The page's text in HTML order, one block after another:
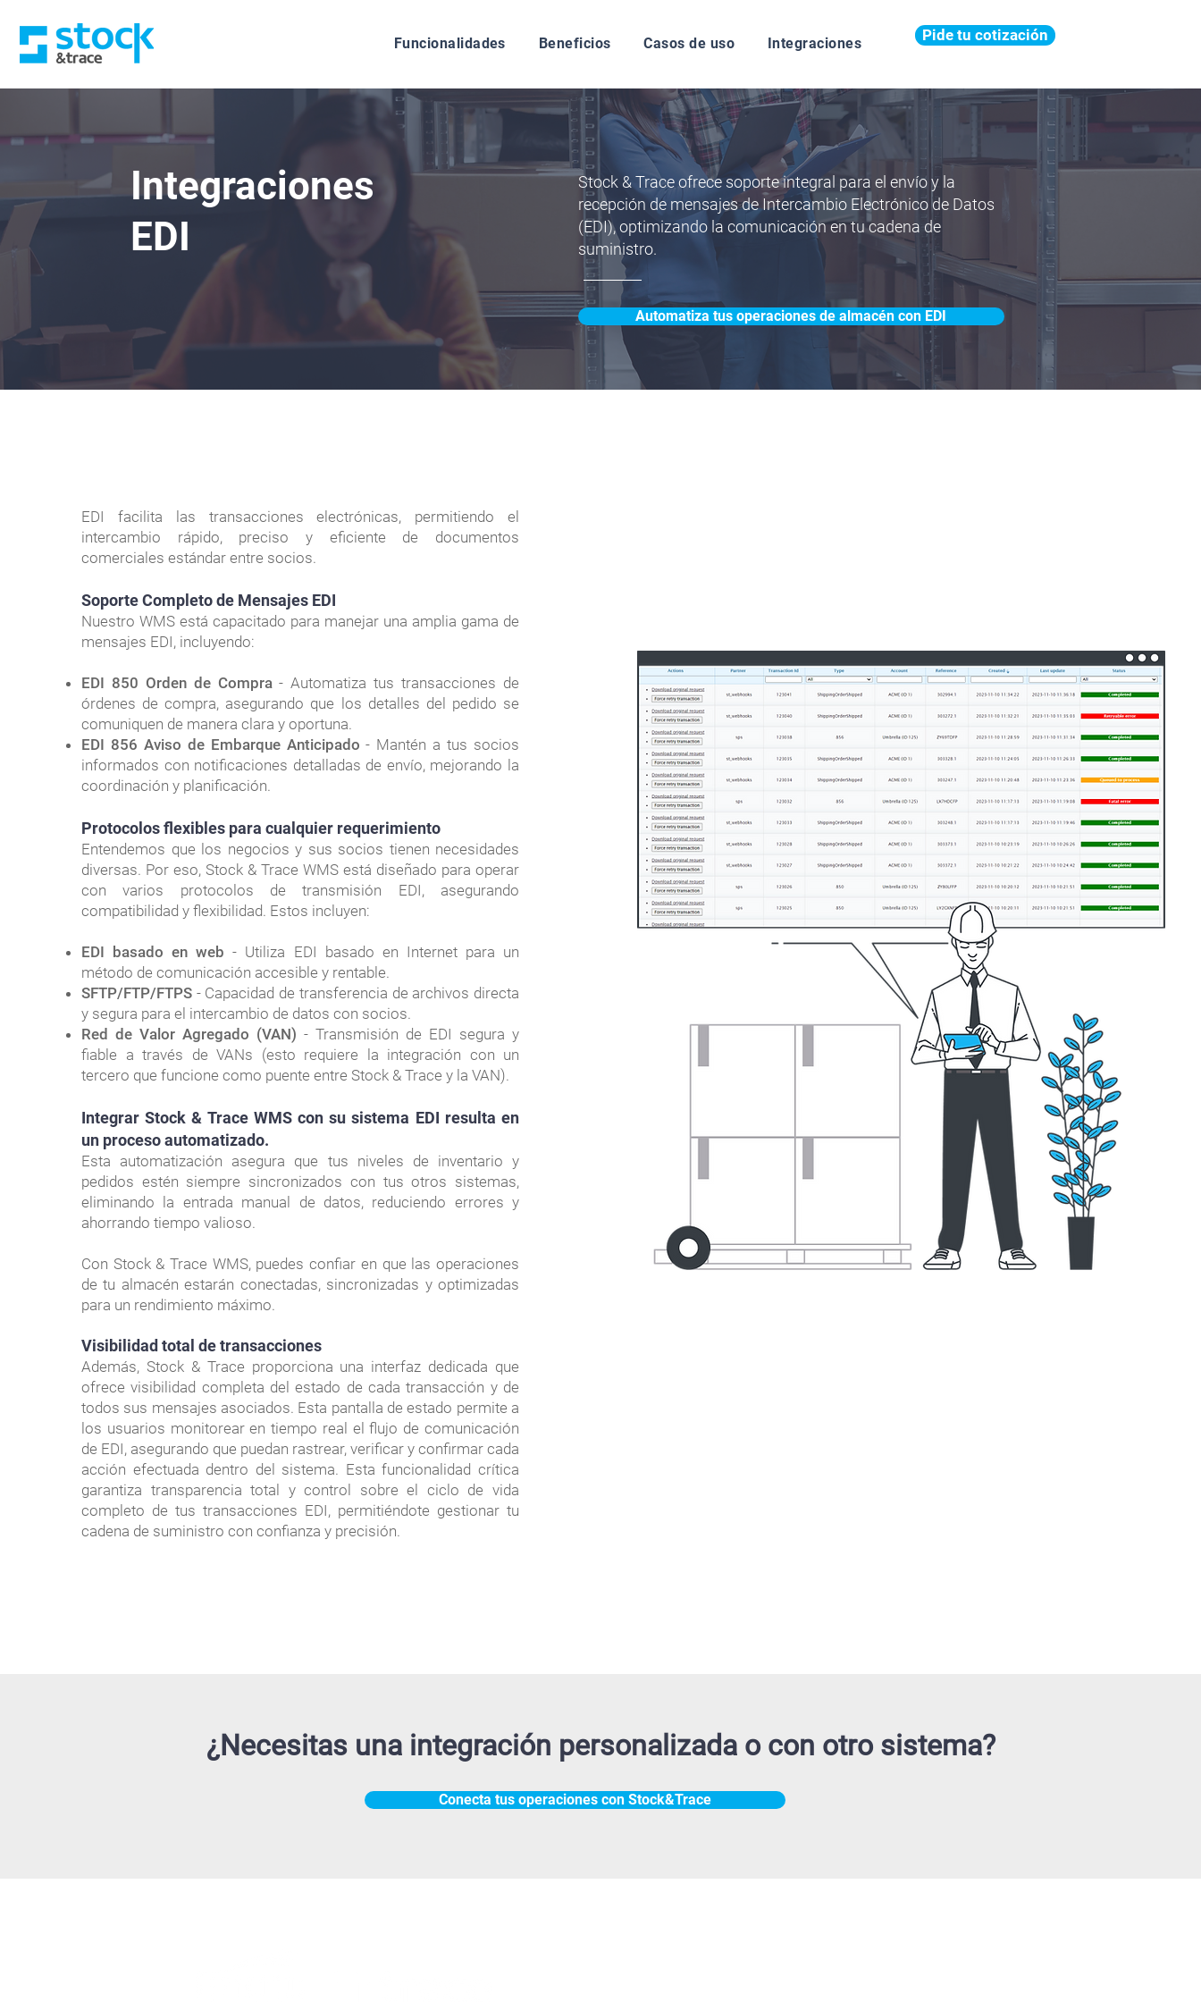
Funcionalidades Beneficios Casos de uso Integraciones Pide tu cotización
Integraciones
EDI
Stock & Trace ofrece soporte integral para el envío y la
recepción de mensajes de Intercambio Electrónico de Datos
(EDI), optimizando la comunicación en tu cadena de
suministro.
Automatiza tus operaciones de almacén con EDI
EDI facilita las transacciones electrónicas, permitiendo el
intercambio rápido, preciso y eficiente de documentos
comerciales estándar entre socios.
Soporte Completo de Mensajes EDI
Nuestro WMS está capacitado para manejar una amplia gama de
mensajes EDI, incluyendo:
EDI 850 Orden de Compra- Automatiza tus transacciones de
órdenes de compra, asegurando que los detalles del pedido se
comuniquen de manera clara y oportuna.
EDI 856 Aviso de Embarque Anticipado - Mantén a tus socios
informados con notificaciones detalladas de envío, mejorando la
coordinación y planificación.
Protocolos flexibles para cualquier requerimiento
Entendemos que los negocios y sus socios tienen necesidades
diversas. Por eso, Stock & Trace WMS está diseñado para operar
con varios protocolos de transmisión EDI, asegurando
compatibilidad y flexibilidad. Estos incluyen:
EDI basado en web - Utiliza EDI basado en Internet para un
método de comunicación accesible y rentable.
SFTP/FTP/FTPS - Capacidad de transferencia de archivos directa
y segura para el intercambio de datos con socios.
Red de Valor Agregado (VAN) - Transmisión de EDI segura y
fiable a través de VANs (esto requiere la integración con un
tercero que funcione como puente entre Stock & Trace y la VAN).
Integrar Stock & Trace WMS con su sistema EDI resulta en
un proceso automatizado.
Esta automatización asegura que tus niveles de inventario y
pedidos estén siempre sincronizados con tus otros sistemas,
eliminando la entrada manual de datos, reduciendo errores y
ahorrando tiempo valioso.
Con Stock & Trace WMS, puedes confiar en que las operaciones
de tu almacén estarán conectadas, sincronizadas y optimizadas
para un rendimiento máximo.
Visibilidad total de transacciones
Además, Stock & Trace proporciona una interfaz dedicada que
ofrece visibilidad completa del estado de cada transacción y de
todos sus mensajes asociados. Esta pantalla de estado permite a
los usuarios monitorear en tiempo real el flujo de comunicación
de EDI, asegurando que puedan rastrear, verificar y confirmar cada
acción efectuada dentro del sistema. Esta funcionalidad crítica
garantiza transparencia total y control sobre el ciclo de vida
completo de tus transacciones EDI, permitiéndote gestionar tu
cadena de suministro con confianza y precisión.
¿Necesitas una integración personalizada o con otro sistema?
Conecta tus operaciones con Stock&Trace